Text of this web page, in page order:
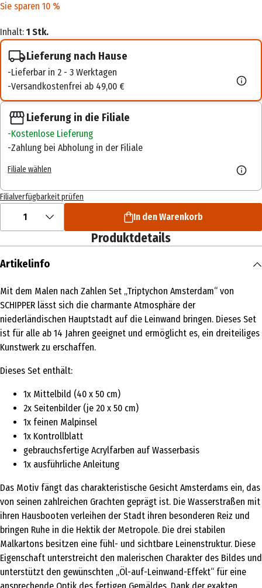
Sie sparen 10 %
Inhalt: 1 Stk.
Lieferung nach Hause
Lieferbar in 2 - 3 Werktagen
Versandkostenfrei ab 49,00 €
Lieferung in die Filiale
Kostenlose Lieferung
Zahlung bei Abholung in der Filiale
Filiale wählen
Filialverfügbarkeit prüfen
1 In den Warenkorb
Produktdetails
Artikelinfo
Mit dem Malen nach Zahlen Set „Triptychon Amsterdam“ von
SCHIPPER lässt sich die charmante Atmosphäre der
niederländischen Hauptstadt auf die Leinwand bringen. Dieses Set
ist für alle ab 14 Jahren geeignet und ermöglicht es, ein dreiteiliges
Kunstwerk zu erschaffen.
Dieses Set enthält:
1x Mittelbild (40 x 50 cm)
2x Seitenbilder (je 20 x 50 cm)
1x feinen Malpinsel
1x Kontrollblatt
gebrauchsfertige Acrylfarben auf Wasserbasis
1x ausführliche Anleitung
Das Motiv fängt das charakteristische Gesicht Amsterdams ein, das
von seinen zahlreichen Grachten geprägt ist. Die Wasserstraßen mit
ihren Hausbooten verleihen der Stadt ihren besonderen Reiz und
bringen Ruhe in die Hektik der Metropole. Die drei stabilen
Malkartons besitzen eine fühl- und sichtbare Leinenstruktur. Diese
Eigenschaft unterstreicht den malerischen Charakter des Bildes und
unterstützt den gewünschten „Öl-auf-Leinwand-Effekt“ für eine